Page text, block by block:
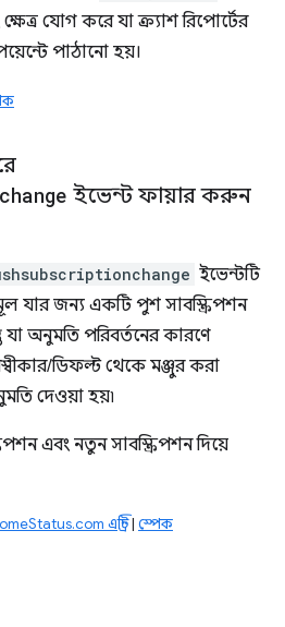
ক্ষেত্র যোগ করে যা ক্র্যাশ রিপোর্টের
পাঠানো হয়।
ইভেন্ট ফায়ার করুন
ইভেন্টটি
যার জন্য একটি পুশ সাবস্ক্রিপশন
যা অনুমতি পরিবর্তনের কারণে
ডিফল্ট থেকে মঞ্জুর করা
দেওয়া হয়৷
এবং নতুন সাবস্ক্রিপশন দিয়ে
এন্ট্রি| স্পেক